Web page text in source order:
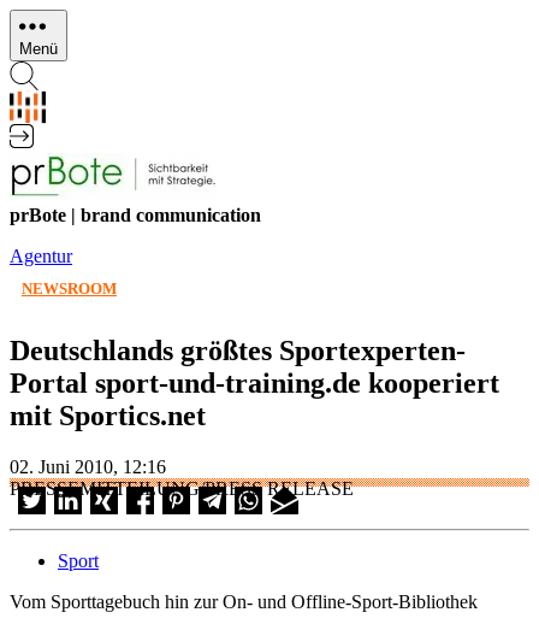
Direkt
zum
Inhalt
Menü
prBote | brand communication
Agentur
NEWSROOM
Deutschlands größtes Sportexperten-
Portal sport-und-training.de kooperiert
mit Sportics.net
02. Juni 2010, 12:16
PRESSEMITTEILUNG/PRESS RELEASE
Sport
Vom Sporttagebuch hin zur On- und Offline-Sport-Bibliothek